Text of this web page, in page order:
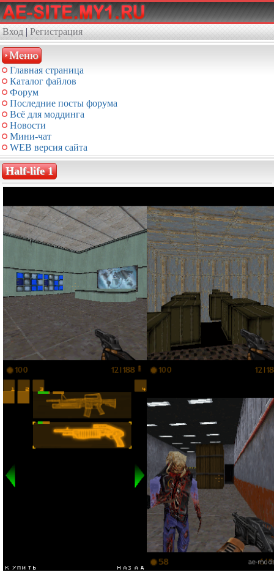
Вход | Регистрация
Меню
Главная страница
Каталог файлов
Форум
Последние посты форума
Всё для моддинга
Новости
Мини-чат
WEB версия сайта
Half-life 1